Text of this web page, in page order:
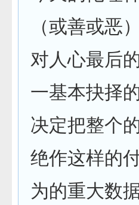
（或善或恶
对人心最后
一基本抉择
决定把整个
绝作这样的
为的重大数